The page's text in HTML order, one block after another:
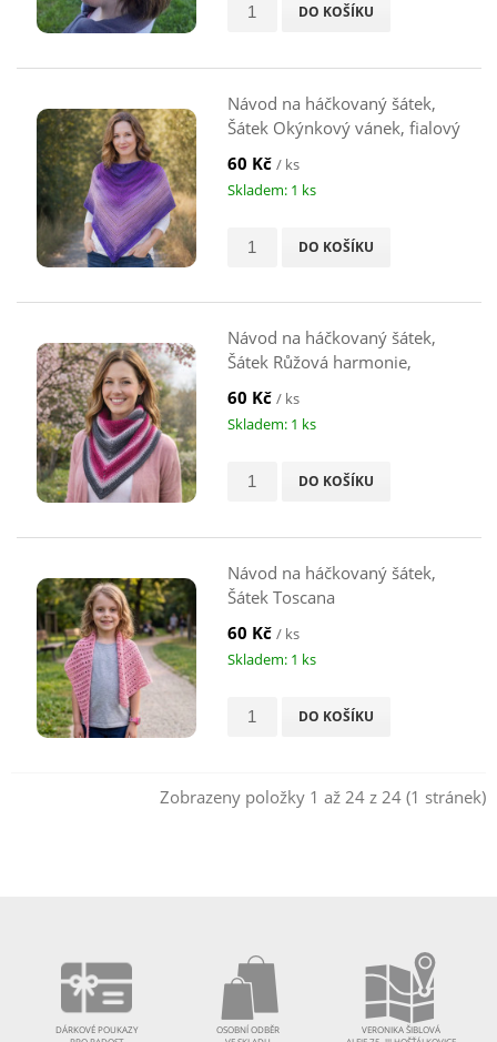
DO KOŠÍKU
Návod na háčkovaný šátek,
Šátek Okýnkový vánek, fialový
60 Kč / ks
Skladem: 1 ks
DO KOŠÍKU
Návod na háčkovaný šátek,
Šátek Růžová harmonie,
růžový
60 Kč / ks
Skladem: 1 ks
DO KOŠÍKU
Návod na háčkovaný šátek,
Šátek Toscana
60 Kč / ks
Skladem: 1 ks
DO KOŠÍKU
Zobrazeny položky 1 až 24 z 24 (1 stránek)
DÁRKOVÉ POUKAZY
OSOBNÍ ODBĚR
VERONIKA ŠIBLOVÁ